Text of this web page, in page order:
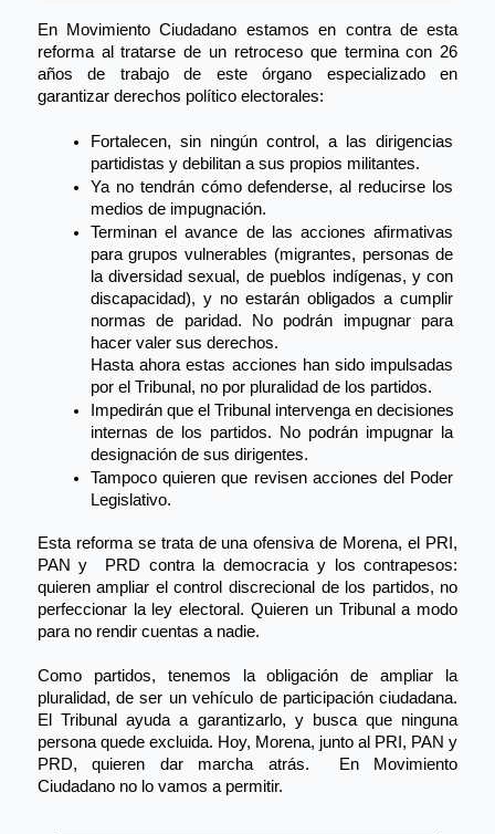
En Movimiento Ciudadano estamos en contra de esta
reforma al tratarse de un retroceso que termina con 26
años de trabajo de este órgano especializado en
garantizar derechos político electorales:
Fortalecen, sin ningún control, a las dirigencias
partidistas y debilitan a sus propios militantes.
Ya no tendrán cómo defenderse, al reducirse los
medios de impugnación.
Terminan el avance de las acciones afirmativas
para grupos vulnerables (migrantes, personas de
la diversidad sexual, de pueblos indígenas, y con
discapacidad), y no estarán obligados a cumplir
normas de paridad. No podrán impugnar para
hacer valer sus derechos.
Hasta ahora estas acciones han sido impulsadas
por el Tribunal, no por pluralidad de los partidos.
Impedirán que el Tribunal intervenga en decisiones
internas de los partidos. No podrán impugnar la
designación de sus dirigentes.
Tampoco quieren que revisen acciones del Poder
Legislativo.
Esta reforma se trata de una ofensiva de Morena, el PRI,
PAN y  PRD contra la democracia y los contrapesos:
quieren ampliar el control discrecional de los partidos, no
perfeccionar la ley electoral. Quieren un Tribunal a modo
para no rendir cuentas a nadie.
Como partidos, tenemos la obligación de ampliar la
pluralidad, de ser un vehículo de participación ciudadana.
El Tribunal ayuda a garantizarlo, y busca que ninguna
persona quede excluida. Hoy, Morena, junto al PRI, PAN y
PRD, quieren dar marcha atrás.  En Movimiento
Ciudadano no lo vamos a permitir.